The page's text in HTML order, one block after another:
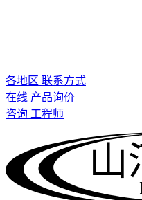
各地区 联系方式
在线 产品询价
咨询 工程师
山